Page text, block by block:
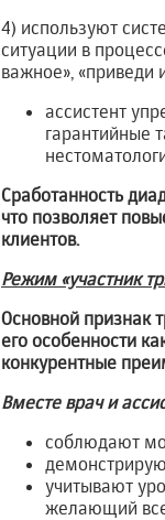
4) используют
ситуации в
важное», «приведи
ассистент
гарантийные
Сработанность
что позволяет
клиентов.
Режим «участник
Основной признак
его особенности
конкурентные
Вместе врач и
соблюдают
учитывают
желающий